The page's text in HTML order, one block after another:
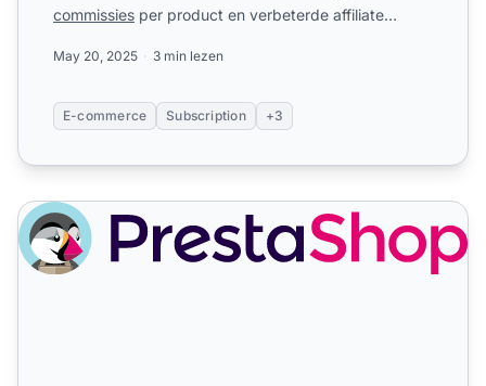
commissies per product en verbeterde affiliate
May 20, 2025 3 min lezen
E-commerce Subscription +3
PrestaShop